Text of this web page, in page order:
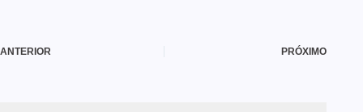
ANTERIOR PRÓXIMO